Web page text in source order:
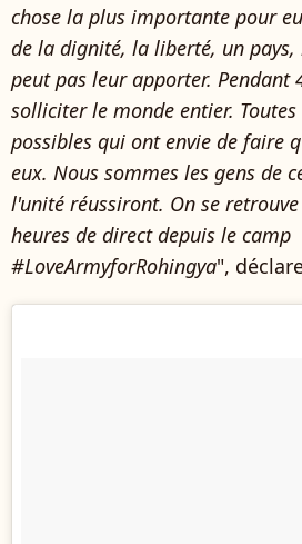
chose la plus importante pour
de la dignité, la liberté, un pays,
peut pas leur apporter. Pendant
solliciter le monde entier. Toutes
possibles qui ont envie de faire
eux. Nous sommes les gens de
l'unité réussiront. On se
heures de direct depuis le camp
#LoveArmyforRohingya",